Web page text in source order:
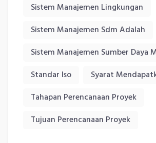
Sistem Manajemen Lingkungan
Sistem Manajemen Sdm Adalah
Sistem Manajemen Sumber Daya
Standar Iso
Syarat
Tahapan Perencanaan Proyek
Tujuan Perencanaan Proyek